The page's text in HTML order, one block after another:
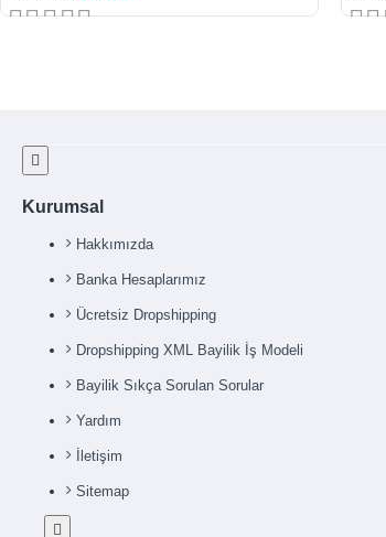
Kurumsal
Hakkımızda
Banka Hesaplarımız
Ücretsiz Dropshipping
Dropshipping XML Bayilik İş Modeli
Bayilik Sıkça Sorulan Sorular
Yardım
İletişim
Sitemap